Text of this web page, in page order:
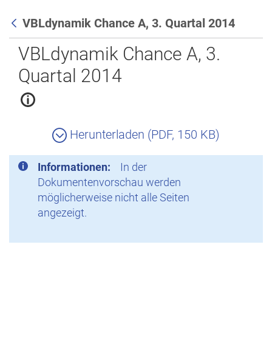
Zurück
VBLdynamik Chance A, 3. Quartal 2014
VBLdynamik Chance A, 3.
Quartal 2014
Herunterladen (PDF, 150 KB)
Informationen:
In der
Dokumentenvorschau werden
möglicherweise nicht alle Seiten
angezeigt.